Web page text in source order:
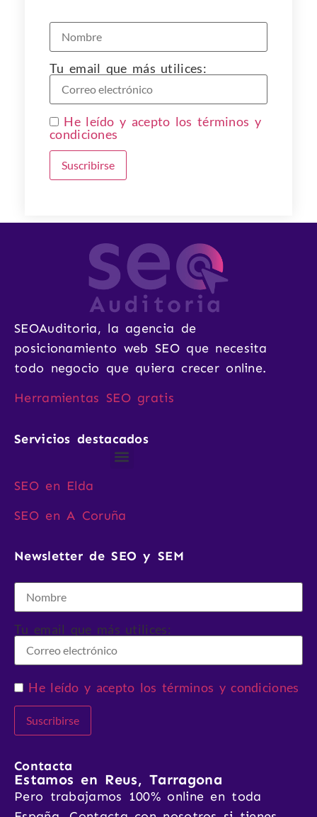
Tu email que más utilices:
He leído y acepto los términos y
condiciones
SEOAuditoria, la agencia de
posicionamiento web SEO que necesita
todo negocio que quiera crecer online.
Herramientas SEO gratis
Servicios destacados
SEO en Elda
SEO en A Coruña
Newsletter de SEO y SEM
Tu email que más utilices:
He leído y acepto los términos y condiciones
Contacta
Estamos en Reus, Tarragona
Pero trabajamos 100% online en toda